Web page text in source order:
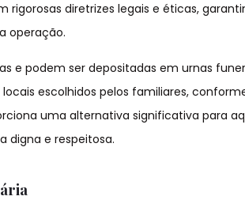
diretrizes legais e éticas,
operação.
e podem ser depositadas em urnas
escolhidos pelos familiares,
uma alternativa significativa para
digna e respeitosa.